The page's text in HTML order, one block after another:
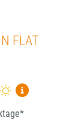
FLAT
Mehr